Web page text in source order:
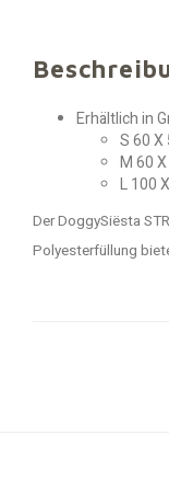
Erhältlich in
S 60 X
M 60
L 100
Der DoggySiësta
Polyesterfüllung